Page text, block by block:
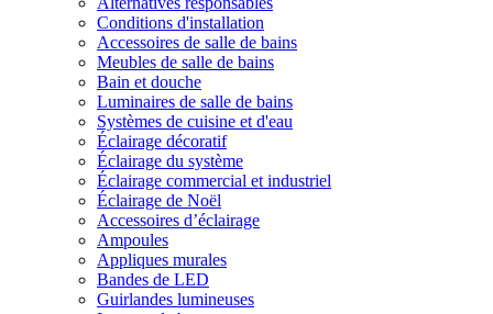
Conditions d'installation
Accessoires de salle de bains
Meubles de salle de bains
Bain et douche
Luminaires de salle de bains
Systèmes de cuisine et d'eau
Éclairage décoratif
Éclairage du système
Éclairage commercial et industriel
Éclairage de Noël
Accessoires d’éclairage
Ampoules
Appliques murales
Bandes de LED
Guirlandes lumineuses